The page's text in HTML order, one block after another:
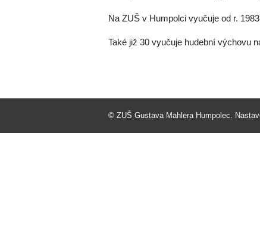
Na ZUŠ v Humpolci vyučuje od r.
Také již 30 vyučuje hudební výchovu
© ZUŠ Gustava Mahlera Humpolec.